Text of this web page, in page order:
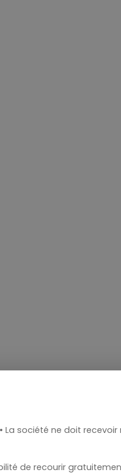
La société ne doit
de recourir